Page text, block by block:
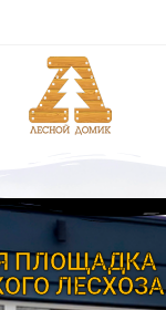
ПЛОЩАДКА
ЛЕСХОЗА